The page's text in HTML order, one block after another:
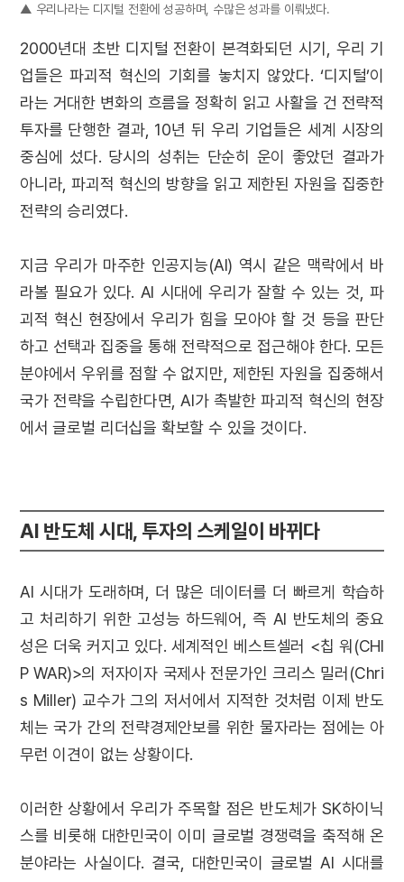
▲ 우리나라는 디지털 전환에 성공하며, 수많은 성과를 이뤄냈다.
2000년대 초반 디지털 전환이 본격화되던 시기, 우리 기
업들은 파괴적 혁신의 기회를 놓치지 않았다. ‘디지털’이
라는 거대한 변화의 흐름을 정확히 읽고 사활을 건 전략적
투자를 단행한 결과, 10년 뒤 우리 기업들은 세계 시장의
중심에 섰다. 당시의 성취는 단순히 운이 좋았던 결과가
아니라, 파괴적 혁신의 방향을 읽고 제한된 자원을 집중한
전략의 승리였다.
지금 우리가 마주한 인공지능(AI) 역시 같은 맥락에서 바
라볼 필요가 있다. AI 시대에 우리가 잘할 수 있는 것, 파
괴적 혁신 현장에서 우리가 힘을 모아야 할 것 등을 판단
하고 선택과 집중을 통해 전략적으로 접근해야 한다. 모든
분야에서 우위를 점할 수 없지만, 제한된 자원을 집중해서
국가 전략을 수립한다면, AI가 촉발한 파괴적 혁신의 현장
에서 글로벌 리더십을 확보할 수 있을 것이다.
AI 반도체 시대, 투자의 스케일이 바뀌다
AI 시대가 도래하며, 더 많은 데이터를 더 빠르게 학습하
고 처리하기 위한 고성능 하드웨어, 즉 AI 반도체의 중요
성은 더욱 커지고 있다. 세계적인 베스트셀러 <칩 워(CHI
P WAR)>의 저자이자 국제사 전문가인 크리스 밀러(Chri
s Miller) 교수가 그의 저서에서 지적한 것처럼 이제 반도
체는 국가 간의 전략경제안보를 위한 물자라는 점에는 아
무런 이견이 없는 상황이다.
이러한 상황에서 우리가 주목할 점은 반도체가 SK하이닉
스를 비롯해 대한민국이 이미 글로벌 경쟁력을 축적해 온
분야라는 사실이다. 결국, 대한민국이 글로벌 AI 시대를